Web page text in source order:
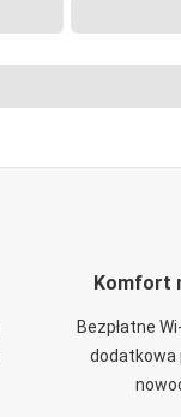
Komfort
Bezpłatne
dodatkowa